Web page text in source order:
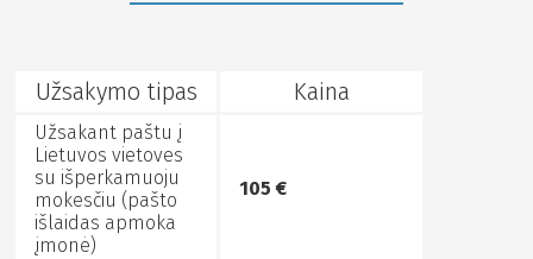
Užsakymo tipas Kaina
Užsakant paštu į
Lietuvos vietoves
su išperkamuoju
mokesčiu (pašto
išlaidas apmoka
įmonė)
105€